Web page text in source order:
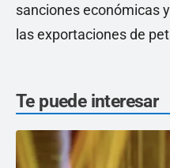
sanciones económicas
las exportaciones de
Te puede interesar